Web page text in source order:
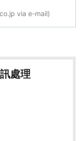
via e-mail)
處理